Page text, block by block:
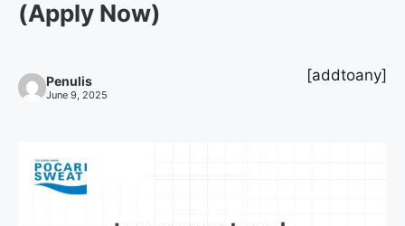
(Apply Now)
Penulis
June 9, 2025
[addtoany]